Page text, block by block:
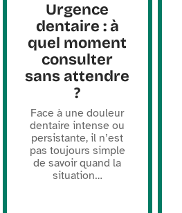
Urgence
dentaire : à
quel moment
consulter
sans attendre
?
Face à une douleur
dentaire intense ou
persistante, il n’est
pas toujours simple
de savoir quand la
situation…